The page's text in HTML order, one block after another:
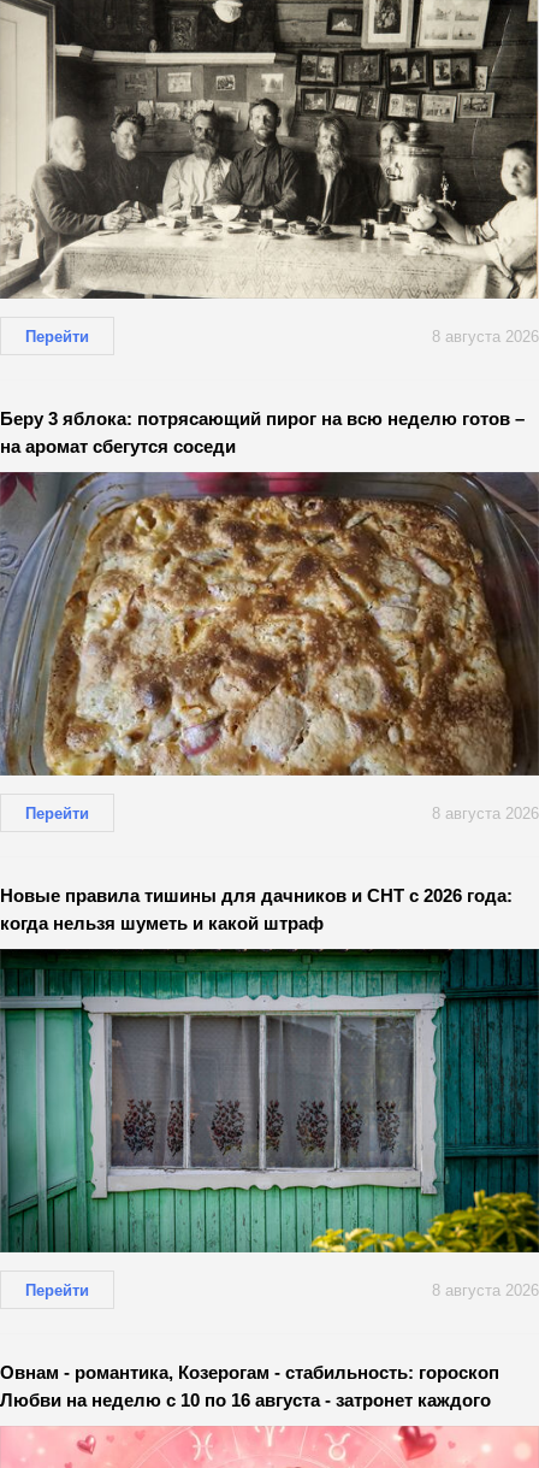
Перейти 8 августа 2026
Беру 3 яблока: потрясающий пирог на всю неделю готов –
на аромат сбегутся соседи
Перейти 8 августа 2026
Новые правила тишины для дачников и СНТ с 2026 года:
когда нельзя шуметь и какой штраф
Перейти 8 августа 2026
Овнам - романтика, Козерогам - стабильность: гороскоп
Любви на неделю с 10 по 16 августа - затронет каждого